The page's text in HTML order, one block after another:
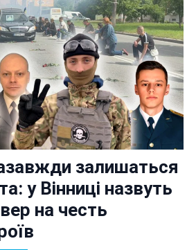
залишаться
у Вінниці назвуть
на честь